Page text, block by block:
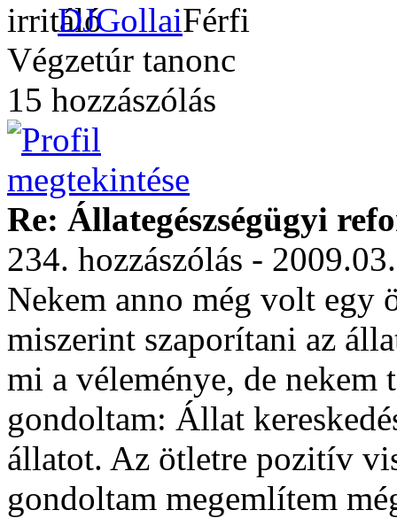
DJGollai
Végzetúr tanonc
15 hozzászólás
Re: Állategészségügyi
234. hozzászólás -
Nekem anno még volt
miszerint szaporítani az
mi a véleménye, de
gondoltam: Állat
állatot. Az ötletre pozitív
gondoltam megemlítem